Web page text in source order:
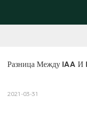
Разница Между IAA И
2021-03-31